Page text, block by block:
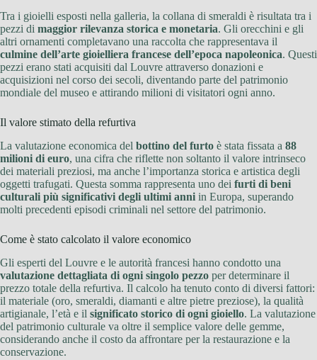
Tra i gioielli esposti nella galleria, la collana di smeraldi è risultata tra i
pezzi di maggior rilevanza storica e monetaria. Gli orecchini e gli
altri ornamenti completavano una raccolta che rappresentava il
culmine dell’arte gioielliera francese dell’epoca napoleonica. Questi
pezzi erano stati acquisiti dal Louvre attraverso donazioni e
acquisizioni nel corso dei secoli, diventando parte del patrimonio
mondiale del museo e attirando milioni di visitatori ogni anno.
Il valore stimato della refurtiva
La valutazione economica del bottino del furto è stata fissata a 88
milioni di euro, una cifra che riflette non soltanto il valore intrinseco
dei materiali preziosi, ma anche l’importanza storica e artistica degli
oggetti trafugati. Questa somma rappresenta uno dei furti di beni
culturali più significativi degli ultimi anni in Europa, superando
molti precedenti episodi criminali nel settore del patrimonio.
Come è stato calcolato il valore economico
Gli esperti del Louvre e le autorità francesi hanno condotto una
valutazione dettagliata di ogni singolo pezzo per determinare il
prezzo totale della refurtiva. Il calcolo ha tenuto conto di diversi fattori:
il materiale (oro, smeraldi, diamanti e altre pietre preziose), la qualità
artigianale, l’età e il significato storico di ogni gioiello. La valutazione
del patrimonio culturale va oltre il semplice valore delle gemme,
considerando anche il costo da affrontare per la restaurazione e la
conservazione.